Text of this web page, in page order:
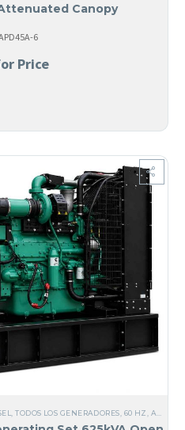
Canopy
6
Price
,TODOS LOS GENERADORES 60 HZ ACERO